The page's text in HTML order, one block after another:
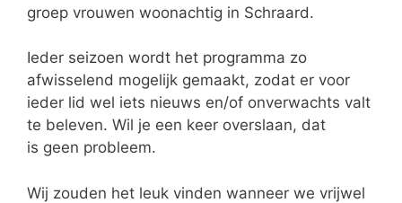
groep vrouwen woonachtig in Schraard.
Ieder seizoen wordt het programma zo
afwisselend mogelijk gemaakt, zodat er voor
ieder lid wel iets nieuws en/of onverwachts valt
te beleven. Wil je een keer overslaan, dat
is geen probleem.
Wij zouden het leuk vinden wanneer we vrijwel